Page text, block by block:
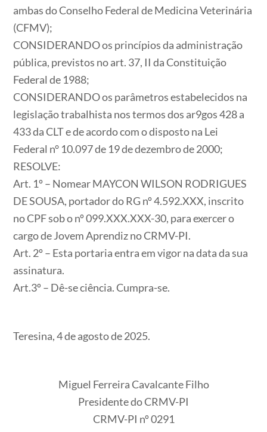
ambas do Conselho Federal de Medicina Veterinária
(CFMV);
CONSIDERANDO os princípios da administração
pública, previstos no art. 37, II da Constituição
Federal de 1988;
CONSIDERANDO os parâmetros estabelecidos na
legislação trabalhista nos termos dos ar9gos 428 a
433 da CLT e de acordo com o disposto na Lei
Federal n° 10.097 de 19 de dezembro de 2000;
RESOLVE:
Art. 1º – Nomear MAYCON WILSON RODRIGUES
DE SOUSA, portador do RG nº 4.592.XXX, inscrito
no CPF sob o nº 099.XXX.XXX-30, para exercer o
cargo de Jovem Aprendiz no CRMV-PI.
Art. 2º – Esta portaria entra em vigor na data da sua
assinatura.
Art.3º – Dê-se ciência. Cumpra-se.
Teresina, 4 de agosto de 2025.
Miguel Ferreira Cavalcante Filho
Presidente do CRMV-PI
CRMV-PI nº 0291